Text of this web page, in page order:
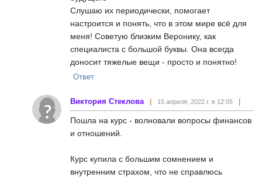
Слушаю их периодически, помогает
настроится и понять, что в этом мире всё для
меня! Советую близким Веронику, как
специалиста с большой буквы. Она всегда
доносит тяжелые вещи - просто и понятно!
Ответ
Виктория Стеклова 15 апреля, 2022 г. в 12:05
Пошла на курс - волновали вопросы финансов
и отношений.
Курс купила с большим сомнением и
внутренним страхом, что не справлюсь